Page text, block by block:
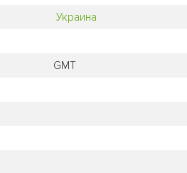
Украина
GMT